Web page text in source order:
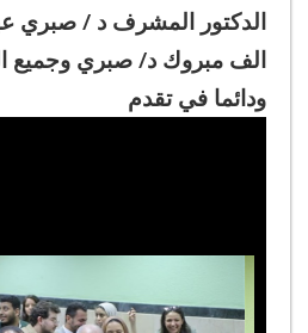
الدكتور المشرف د / صبري
الف مبروك د/ صبري وجميع
ودائما في تقدم